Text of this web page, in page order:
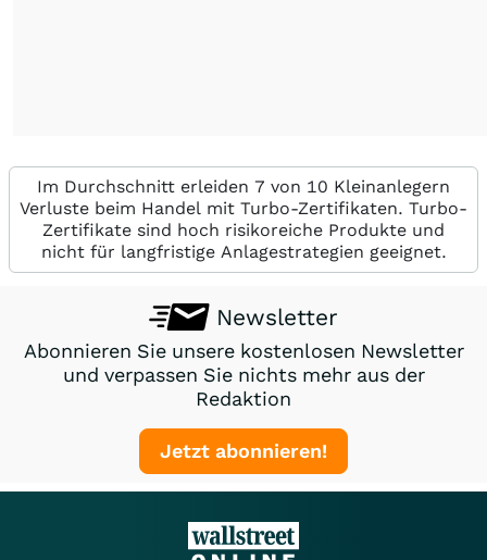
Im Durchschnitt erleiden 7 von 10 Kleinanlegern
Verluste beim Handel mit Turbo-Zertifikaten. Turbo-
Zertifikate sind hoch risikoreiche Produkte und
nicht für langfristige Anlagestrategien geeignet.
Newsletter
Abonnieren Sie unsere kostenlosen Newsletter
und verpassen Sie nichts mehr aus der
Redaktion
Jetzt abonnieren!